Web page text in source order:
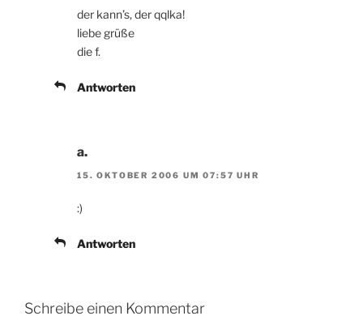
der kann’s, der qqlka!
liebe grüße
die f.
Antworten
a.
15. OKTOBER 2006 UM 07:57 UHR
:)
Antworten
Schreibe einen Kommentar